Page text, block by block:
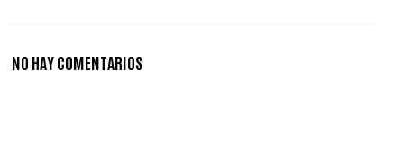
NO HAY COMENTARIOS